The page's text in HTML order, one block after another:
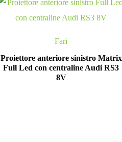
Fari
Proiettore anteriore sinistro Matrix
Full Led con centraline Audi RS3
8V